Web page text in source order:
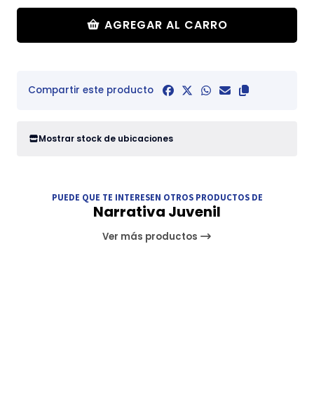
AGREGAR AL CARRO
Compartir este producto
Mostrar stock de ubicaciones
PUEDE QUE TE INTERESEN OTROS PRODUCTOS DE
Narrativa Juvenil
Ver más productos